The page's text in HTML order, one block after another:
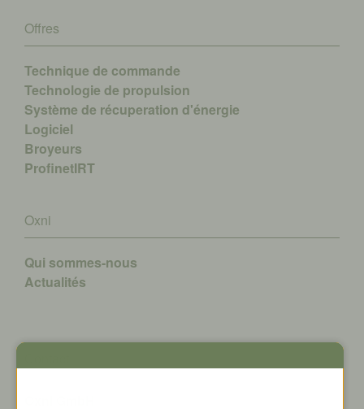
Offres
Technique de commande
Technologie de propulsion
Système de récuperation d'énergie
Logiciel
Broyeurs
ProfinetIRT
Oxni
Qui sommes-nous
Actualités